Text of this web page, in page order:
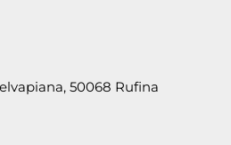
50068 Rufina